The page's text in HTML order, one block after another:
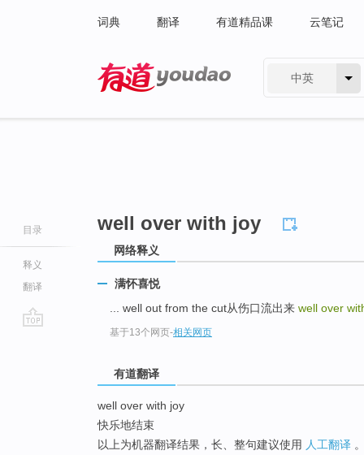
词典 翻译 有道精品课 云笔记
中英
目录
释义
翻译
well over with joy
网络释义
满怀喜悦
... well out from the cut从伤口流出来 well over
基于13个网页-相关网页
有道翻译
well over with joy
快乐地结束
以上为机器翻译结果，长、整句建议使用 人工翻译